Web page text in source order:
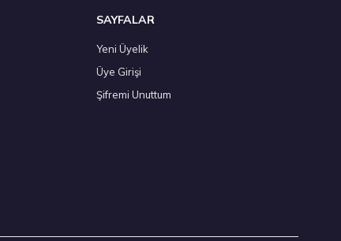
SAYFALAR
Yeni Üyelik
Üye Girişi
Şifremi Unuttum